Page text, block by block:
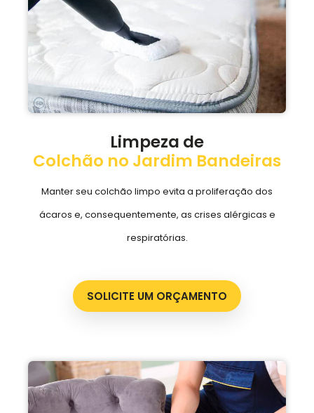
Limpeza de
Colchão no Jardim Bandeiras
Manter seu colchão limpo evita a proliferação dos
ácaros e, consequentemente, as crises alérgicas e
respiratórias.
SOLICITE UM ORÇAMENTO